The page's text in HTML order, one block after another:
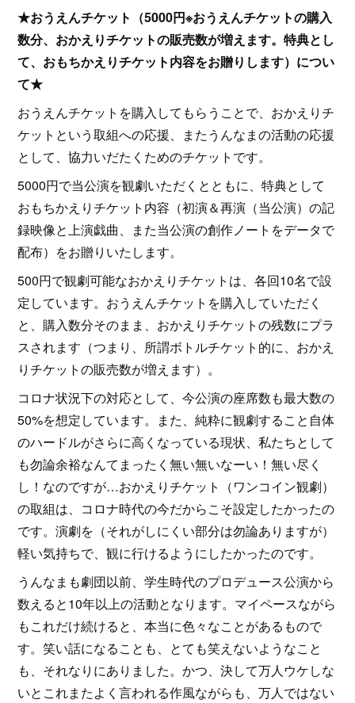
★おうえんチケット（5000円※おうえんチケットの購入
数分、おかえりチケットの販売数が増えます。特典とし
て、おもちかえりチケット内容をお贈りします）につい
て★
おうえんチケットを購入してもらうことで、おかえりチ
ケットという取組への応援、またうんなまの活動の応援
として、協力いだたくためのチケットです。
5000円で当公演を観劇いただくとともに、特典として
おもちかえりチケット内容（初演＆再演（当公演）の記
録映像と上演戯曲、また当公演の創作ノートをデータで
配布）をお贈りいたします。
500円で観劇可能なおかえりチケットは、各回10名で設
定しています。おうえんチケットを購入していただく
と、購入数分そのまま、おかえりチケットの残数にプラ
スされます（つまり、所謂ボトルチケット的に、おかえ
りチケットの販売数が増えます）。
コロナ状況下の対応として、今公演の座席数も最大数の
50%を想定しています。また、純粋に観劇すること自体
のハードルがさらに高くなっている現状、私たちとして
も勿論余裕なんてまったく無い無いなーい！無い尽く
し！なのですが…おかえりチケット（ワンコイン観劇）
の取組は、コロナ時代の今だからこそ設定したかったの
です。演劇を（それがしにくい部分は勿論ありますが）
軽い気持ちで、観に行けるようにしたかったのです。
うんなまも劇団以前、学生時代のプロデュース公演から
数えると10年以上の活動となります。マイペースながら
もこれだけ続けると、本当に色々なことがあるもので
す。笑い話になることも、とても笑えないようなこと
も、それなりにありました。かつ、決して万人ウケしな
いとこれまたよく言われる作風ながらも、万人ではない